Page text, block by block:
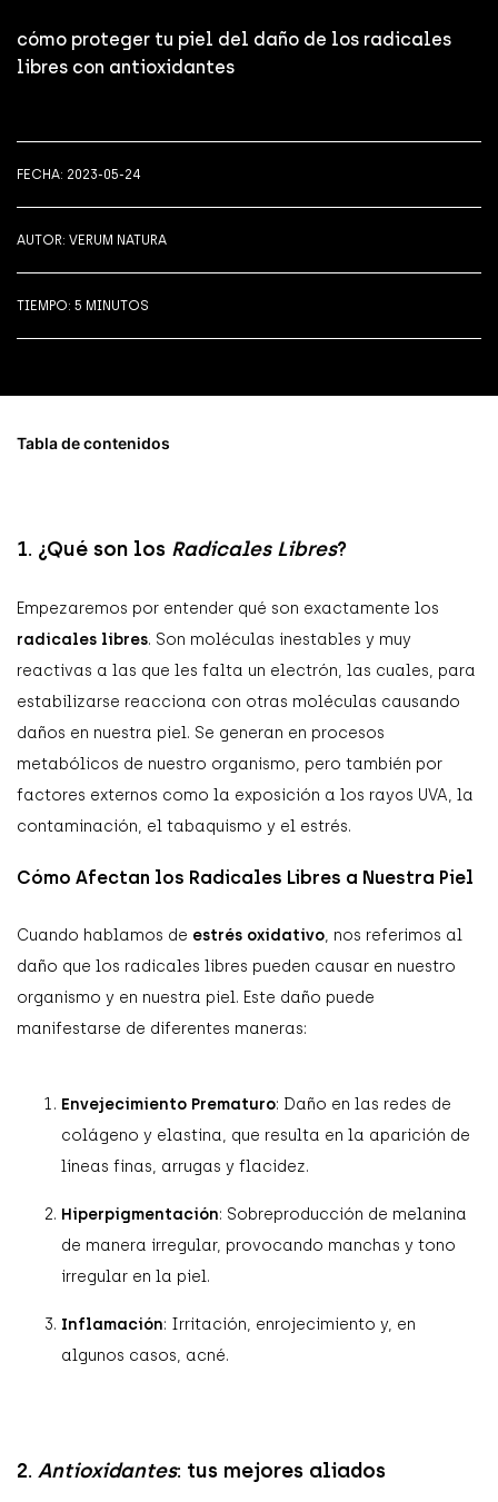
DE PESTAÑAS
cómo proteger tu piel del daño de los radicales
libres con antioxidantes
FECHA: 2023-05-24
AUTOR: VERUM NATURA
TIEMPO: 5 MINUTOS
Tabla de contenidos
1. ¿Qué son los Radicales Libres?
Empezaremos por entender qué son exactamente los
radicales libres. Son moléculas inestables y muy
reactivas a las que les falta un electrón, las cuales, para
estabilizarse reacciona con otras moléculas causando
daños en nuestra piel. Se generan en procesos
metabólicos de nuestro organismo, pero también por
factores externos como la exposición a los rayos UVA, la
contaminación, el tabaquismo y el estrés.
Cómo Afectan los Radicales Libres a Nuestra Piel
Cuando hablamos de estrés oxidativo, nos referimos al
daño que los radicales libres pueden causar en nuestro
organismo y en nuestra piel. Este daño puede
manifestarse de diferentes maneras:
Envejecimiento Prematuro: Daño en las redes de
colágeno y elastina, que resulta en la aparición de
líneas finas, arrugas y flacidez.
Hiperpigmentación: Sobreproducción de melanina
de manera irregular, provocando manchas y tono
irregular en la piel.
Inflamación: Irritación, enrojecimiento y, en
algunos casos, acné.
2. Antioxidantes: tus mejores aliados